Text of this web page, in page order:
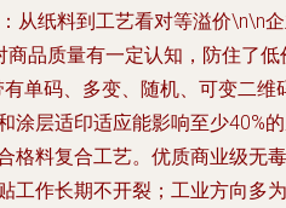
从纸料到工艺看对等溢价\n\n
商品质量有一定认知，防住了低
有单码、多变、随机、可变二维
涂层适印适应能影响至少40%
格料复合工艺。优质商业级无毒
工作长期不开裂；工业方向多为